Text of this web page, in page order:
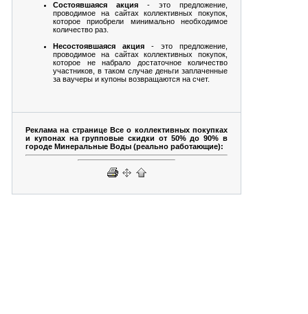
Состоявшаяся акция - это предложение,
проводимое на сайтах коллективных покупок,
которое приобрели минимально необходимое
количество раз.
Несостоявшаяся акция - это предложение,
проводимое на сайтах коллективных покупок,
которое не набрало достаточное количество
участников, в таком случае деньги заплаченные
за ваучеры и купоны возвращаются на счет.
Реклама на странице Все о коллективных покупках
и купонах на групповые скидки от 50% до 90% в
городе Минеральные Воды (реально работающие):